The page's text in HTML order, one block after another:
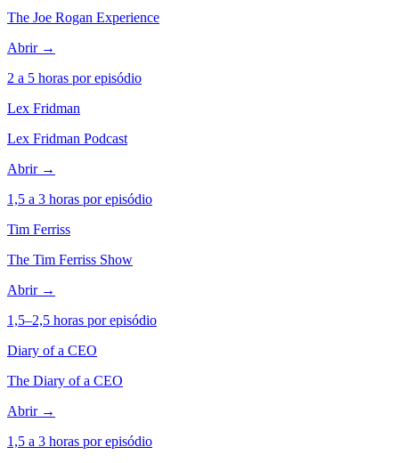
The Joe Rogan Experience
Abrir →
2 a 5 horas por episódio
Lex Fridman
Lex Fridman Podcast
Abrir →
1,5 a 3 horas por episódio
Tim Ferriss
The Tim Ferriss Show
Abrir →
1,5–2,5 horas por episódio
Diary of a CEO
The Diary of a CEO
Abrir →
1,5 a 3 horas por episódio